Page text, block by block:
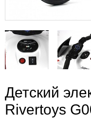
Детский
Rivertoys